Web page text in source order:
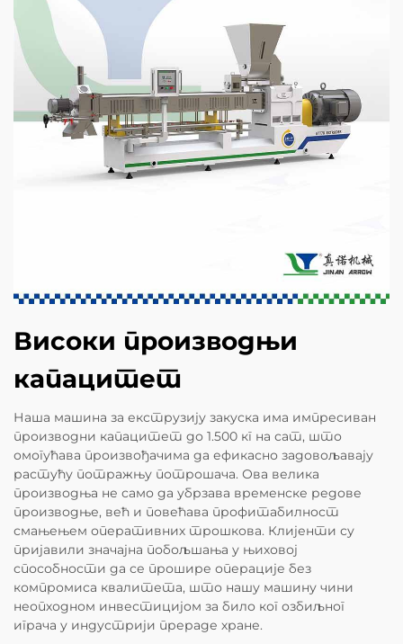
Високи производњи
капацитет
Наша машина за екструзију закуска има импресиван
производни капацитет до 1.500 кг на сат, што
омогућава произвођачима да ефикасно задовољавају
растућу потражњу потрошача. Ова велика
производња не само да убрзава временске редове
производње, већ и повећава профитабилност
смањењем оперативних трошкова. Клијенти су
пријавили значајна побољшања у њиховој
способности да се прошире операције без
компромиса квалитета, што нашу машину чини
неопходном инвестицијом за било ког озбиљног
играча у индустрији прераде хране.